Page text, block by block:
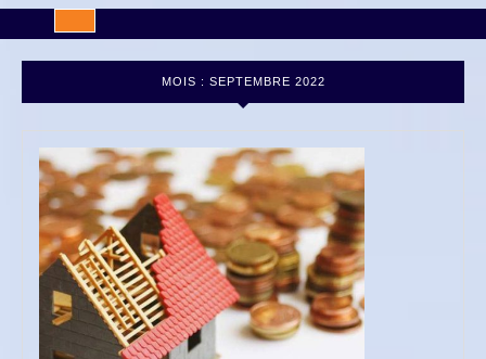
Open
Button
MOIS : SEPTEMBRE 2022